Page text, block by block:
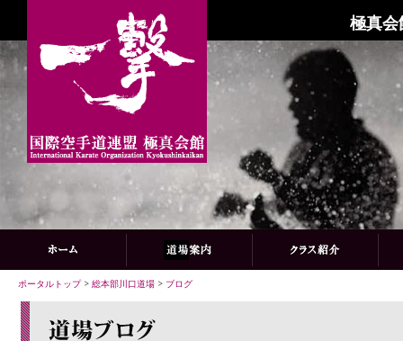
極真会
ポータルトップ> 総本部川口道場 > ブログ